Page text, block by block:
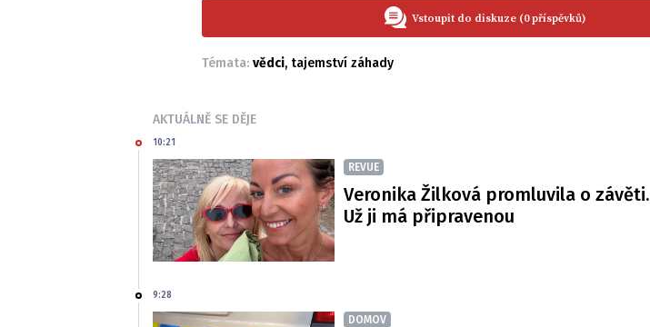
Vstoupit do diskuze (0 příspěvků)
Témata: vědci, tajemství záhady
AKTUÁLNĚ SE DĚJE
10:21
REVUE
Veronika Žilková promluvila o závěti.
Už ji má připravenou
9:28
DOMOV